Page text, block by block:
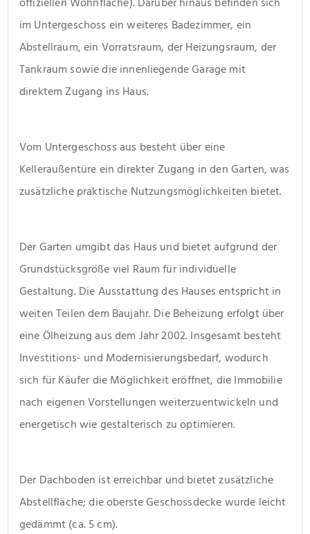
im Untergeschoss ein weiteres Badezimmer, ein
Abstellraum, ein Vorratsraum, der Heizungsraum, der
Tankraum sowie die innenliegende Garage mit
direktem Zugang ins Haus.
Vom Untergeschoss aus besteht über eine
Kelleraußentüre ein direkter Zugang in den Garten, was
zusätzliche praktische Nutzungsmöglichkeiten bietet.
Der Garten umgibt das Haus und bietet aufgrund der
Grundstücksgröße viel Raum für individuelle
Gestaltung. Die Ausstattung des Hauses entspricht in
weiten Teilen dem Baujahr. Die Beheizung erfolgt über
eine Ölheizung aus dem Jahr 2002. Insgesamt besteht
Investitions- und Modernisierungsbedarf, wodurch
sich für Käufer die Möglichkeit eröffnet, die Immobilie
nach eigenen Vorstellungen weiterzuentwickeln und
energetisch wie gestalterisch zu optimieren.
Der Dachboden ist erreichbar und bietet zusätzliche
Abstellfläche; die oberste Geschossdecke wurde leicht
gedämmt (ca. 5 cm).